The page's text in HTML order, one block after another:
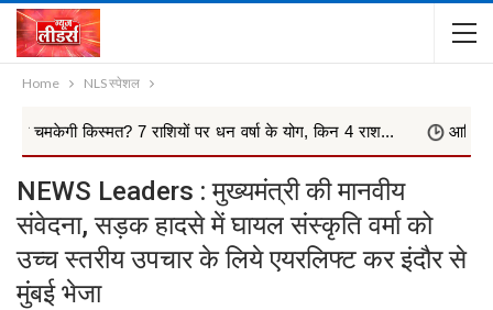
Home NLS स्पेशल
7 राशियों पर धन वर्षा के योग, किन 4 राश...
आखिरकार मांगी
NEWS Leaders : मुख्यमंत्री की मानवीय
संवेदना, सड़क हादसे में घायल संस्कृति वर्मा को
उच्च स्तरीय उपचार के लिये एयरलिफ्ट कर इंदौर से
मुंबई भेजा